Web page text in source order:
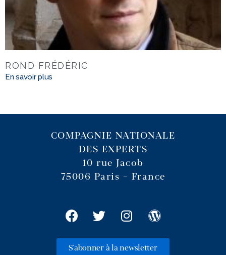
ROND FRÉDÉRIC
En savoir plus
COMPAGNIE NATIONALE
DES EXPERTS
10 rue Jacob
75006 Paris – France
S'abonner à la newsletter